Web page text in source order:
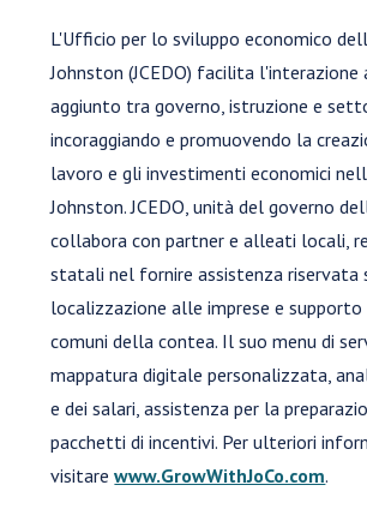
L'Ufficio per lo sviluppo economico
Johnston (JCEDO) facilita l'interazione
aggiunto tra governo, istruzione e
incoraggiando e promuovendo la
lavoro e gli investimenti economici
Johnston. JCEDO, unità del governo
collabora con partner e alleati locali,
statali nel fornire assistenza riservata
localizzazione alle imprese e
comuni della contea. Il suo menu di
mappatura digitale personalizzata,
e dei salari, assistenza per la
pacchetti di incentivi. Per ulteriori
visitarewww.GrowWithJoCo.com.